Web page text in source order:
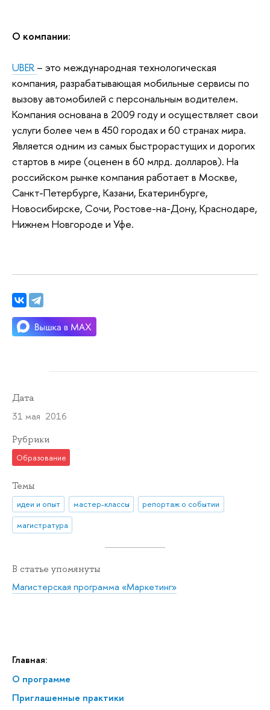
Главная:
О программе
Приглашенные практики
О компании:
UBER – это международная технологическая
компания, разрабатывающая мобильные сервисы по
вызову автомобилей с персональным водителем.
Компания основана в 2009 году и осуществляет свои
услуги более чем в 450 городах и 60 странах мира.
Является одним из самых быстрорастущих и дорогих
стартов в мире (оценен в 60 млрд. долларов). На
российском рынке компания работает в Москве,
Санкт-Петербурге, Казани, Екатеринбурге,
Новосибирске, Сочи, Ростове-на-Дону, Краснодаре,
Нижнем Новгороде и Уфе.
Дата
31 мая 2016
Рубрики
Образование
Темы
идеи и опыт мастер-классы
репортаж о событии
магистратура
В статье упомянуты
Магистерская программа «Маркетинг»